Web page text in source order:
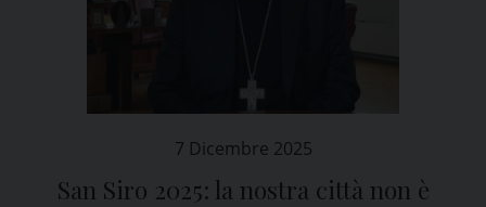
7 Dicembre 2025
San Siro 2025: la nostra città non è